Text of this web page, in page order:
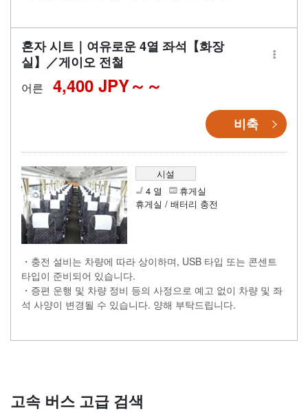
혼자 시트｜여유로운 4열 좌석【화장
실】／게이오 전철
어른 4,400 JPY～
비축
시설
4 열
휴게실
휴게실 / 배터리 충전
・충전 설비는 차량에 따라 상이하며, USB 타입 또는 콘센트
타입이 준비되어 있습니다.
・증편 운행 및 차량 정비 등의 사정으로 예고 없이 차량 및 좌
석 사양이 변경될 수 있습니다. 양해 부탁드립니다.
고속 버스 고급 검색